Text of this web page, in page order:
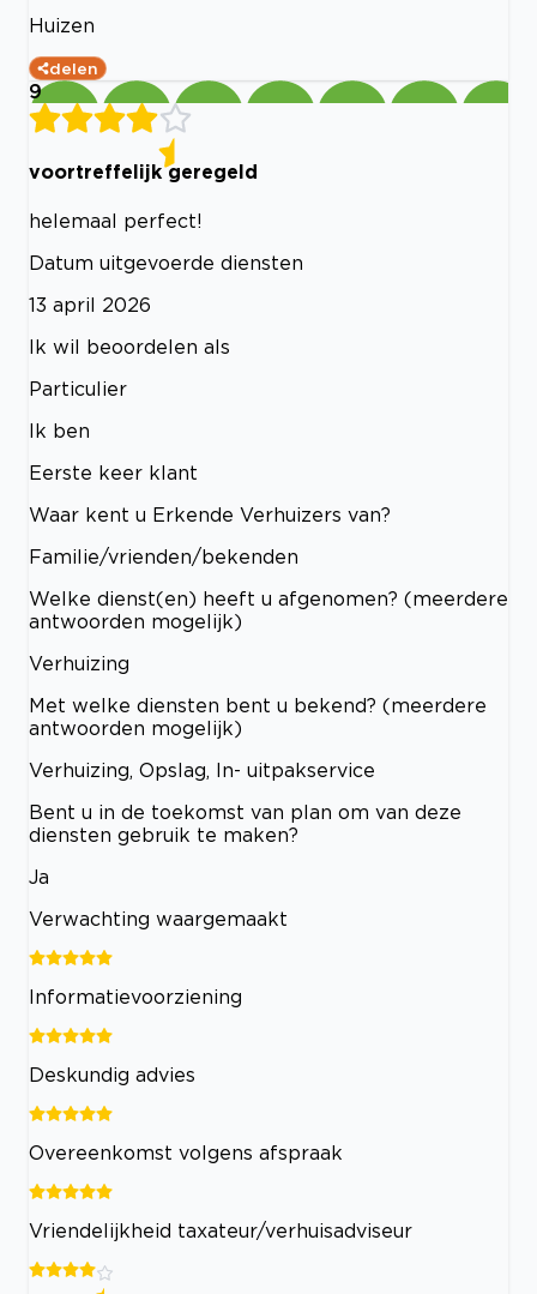
Huizen
delen
9
voortreffelijk geregeld
helemaal perfect!
Datum uitgevoerde diensten
13 april 2026
Ik wil beoordelen als
Particulier
Ik ben
Eerste keer klant
Waar kent u Erkende Verhuizers van?
Familie/vrienden/bekenden
Welke dienst(en) heeft u afgenomen? (meerdere
antwoorden mogelijk)
Verhuizing
Met welke diensten bent u bekend? (meerdere
antwoorden mogelijk)
Verhuizing, Opslag, In- uitpakservice
Bent u in de toekomst van plan om van deze
diensten gebruik te maken?
Ja
Verwachting waargemaakt
Informatievoorziening
Deskundig advies
Overeenkomst volgens afspraak
Vriendelijkheid taxateur/verhuisadviseur